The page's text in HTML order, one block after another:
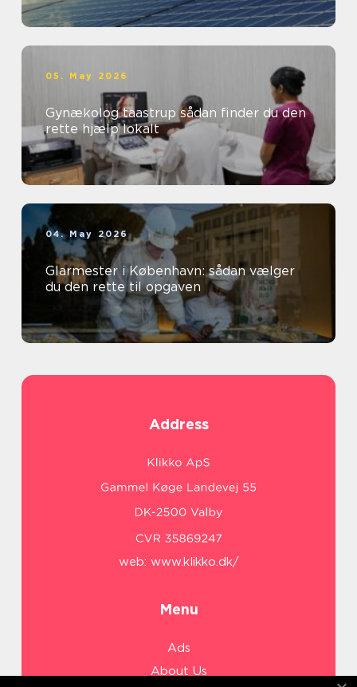
05. May 2026
Gynækolog taastrup sådan finder du den
rette hjælp lokalt
04. May 2026
Glarmester i København: sådan vælger
du den rette til opgaven
Address
web: www.klikko.dk/
Menu
Ads
About Us